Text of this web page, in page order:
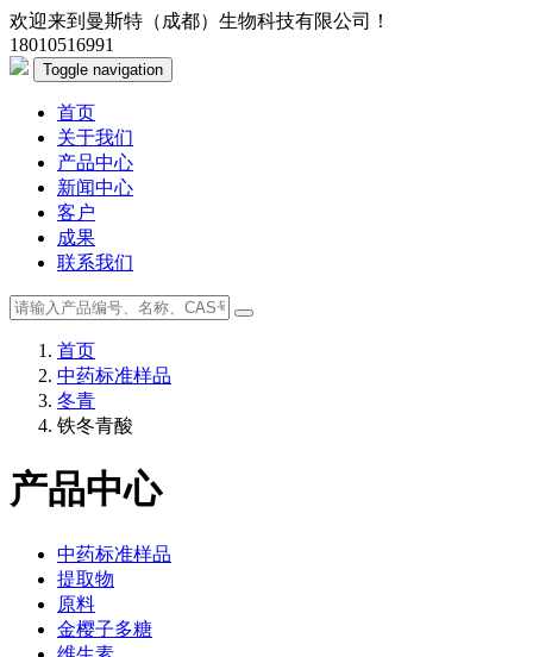
欢迎来到曼斯特（成都）生物科技有限公司！
18010516991
Toggle navigation
首页
关于我们
产品中心
新闻中心
客户
成果
联系我们
首页
中药标准样品
冬青
铁冬青酸
产品中心
中药标准样品
提取物
原料
金樱子多糖